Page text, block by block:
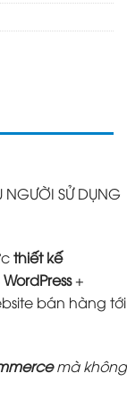
NGƯỜI SỬ DỤNG
thiết kế
WordPress+
bán hàng tới
mà không